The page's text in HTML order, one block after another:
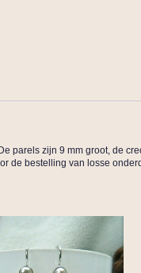
parels zijn 9 mm groot, de
de bestelling van losse